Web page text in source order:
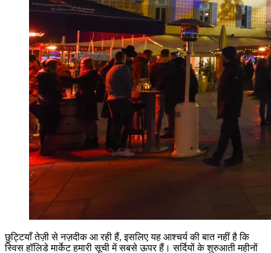
छुट्टियाँ तेज़ी से नज़दीक आ रही हैं, इसलिए यह आश्चर्य की बात नहीं है कि
स्विस हॉलिडे मार्केट हमारी सूची में सबसे ऊपर हैं। सर्दियों के शुरुआती महीनों